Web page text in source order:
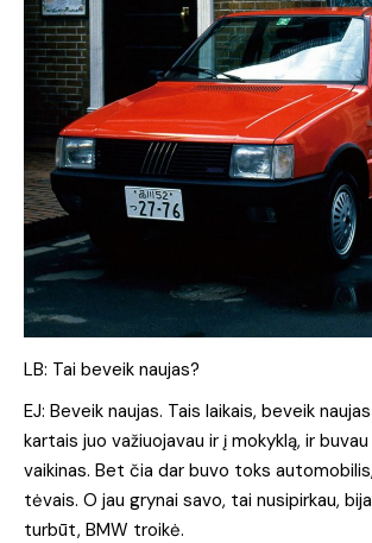
LB: Tai beveik naujas?
EJ: Beveik naujas. Tais laikais, beveik
kartais juo važiuojavau ir į mokyklą, ir
vaikinas. Bet čia dar buvo toks
tėvais. O jau grynai savo, tai nusipirkau,
turbūt, BMW troikė.